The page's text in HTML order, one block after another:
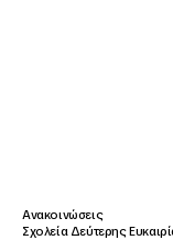
Ανακοινώσεις
Σχολεία Δεύτερης